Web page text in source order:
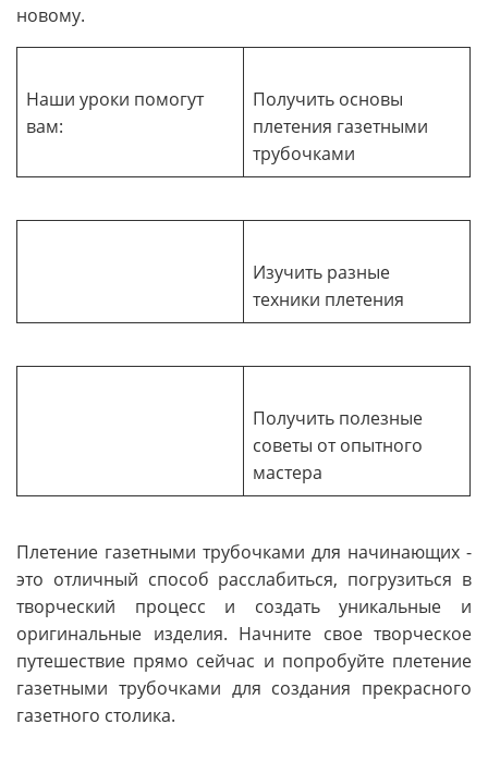
новому.
Наши уроки помогут
вам:
Получить основы
плетения газетными
трубочками
Изучить разные
техники плетения
Получить полезные
советы от опытного
мастера
Плетение газетными трубочками для начинающих -
это отличный способ расслабиться, погрузиться в
творческий процесс и создать уникальные и
оригинальные изделия. Начните свое творческое
путешествие прямо сейчас и попробуйте плетение
газетными трубочками для создания прекрасного
газетного столика.